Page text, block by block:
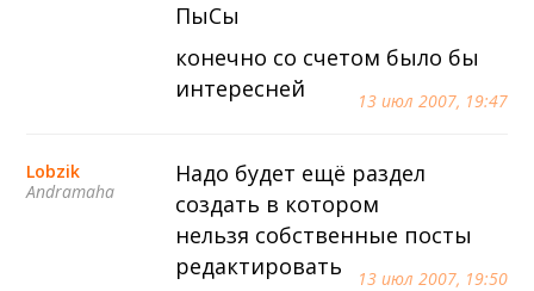
13 июл 2007, 19:47
ПыСы
конечно со счетом было бы
интересней
Lobzik
Andramaha
13 июл 2007, 19:50
Надо будет ещё раздел
создать в котором
нельзя собственные посты
редактировать